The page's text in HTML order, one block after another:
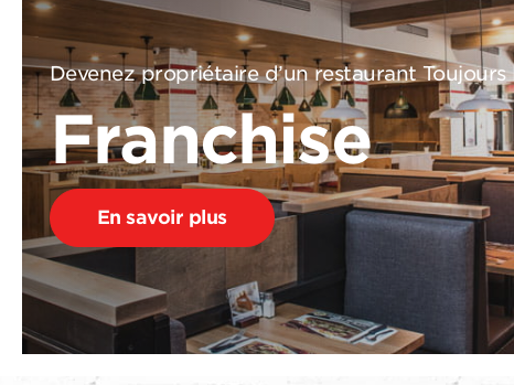
Devenez propriétaire d’un restaurant Toujours
Franchise
En savoir plus